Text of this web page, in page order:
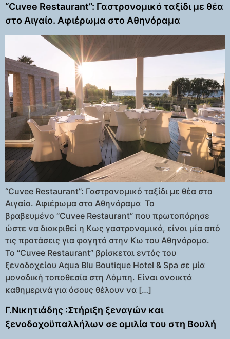
“Cuvee Restaurant”: Γαστρονομικό ταξίδι με θέα
στο Αιγαίο. Αφιέρωμα στο Αθηνόραμα
“Cuvee Restaurant”: Γαστρονομικό ταξίδι με θέα στο
Αιγαίο. Αφιέρωμα στο Αθηνόραμα Το
βραβευμένο “Cuvee Restaurant” που πρωτοπόρησε
ώστε να διακριθεί η Κως γαστρονομικά, είναι μία από
τις προτάσεις για φαγητό στην Κω του Αθηνόραμα.
Το “Cuvee Restaurant” βρίσκεται εντός του
ξενοδοχείου Aqua Blu Boutique Hotel & Spa σε μία
μοναδική τοποθεσία στη Λάμπη. Είναι ανοικτά
καθημερινά για όσους θέλουν να […]
Γ.Νικητιάδης :Στήριξη ξεναγών και
ξενοδοχοϋπαλλήλων σε ομιλία του στη Βουλή